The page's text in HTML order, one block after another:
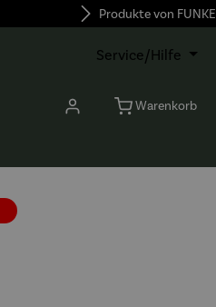
Produkte von FUNKE
Service/Hilfe
Warenkorb